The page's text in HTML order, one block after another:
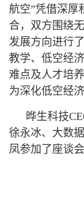
航空”凭借深厚
合，双方围绕
发展方向进行
教学、低空经
难点及人才培
为深化低空经
晔生科技
徐永冰、大数
凤参加了座谈会